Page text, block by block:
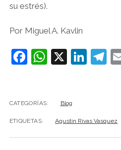
su estrés).
Por Miguel A. Kavlin
F
e
b
o
W
s
A
p
X Li
dI
n
T
a
m
CATEGORÍAS: Blog
ETIQUETAS: Agustin Rivas Vasquez